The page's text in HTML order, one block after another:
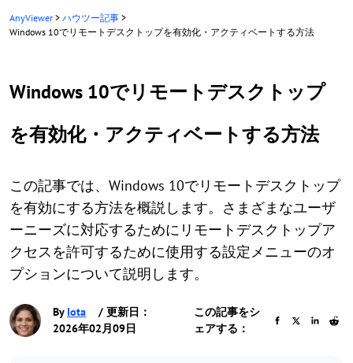
AnyViewer > ハウツー記事 >
Windows 10でリモートデスクトップを有効化・アクティベートする方法
Windows 10でリモートデスクトップ
を有効化・アクティベートする方法
この記事では、Windows 10でリモートデスクトップ
を有効にする方法を概説します。さまざまなユーザ
ーニーズに対応するためにリモートデスクトップア
クセスを許可するために使用する設定メニューのオ
プションについて説明します。
By Iota
/ 更新日：
2026年02月09日
この記事をシ
ェアする：